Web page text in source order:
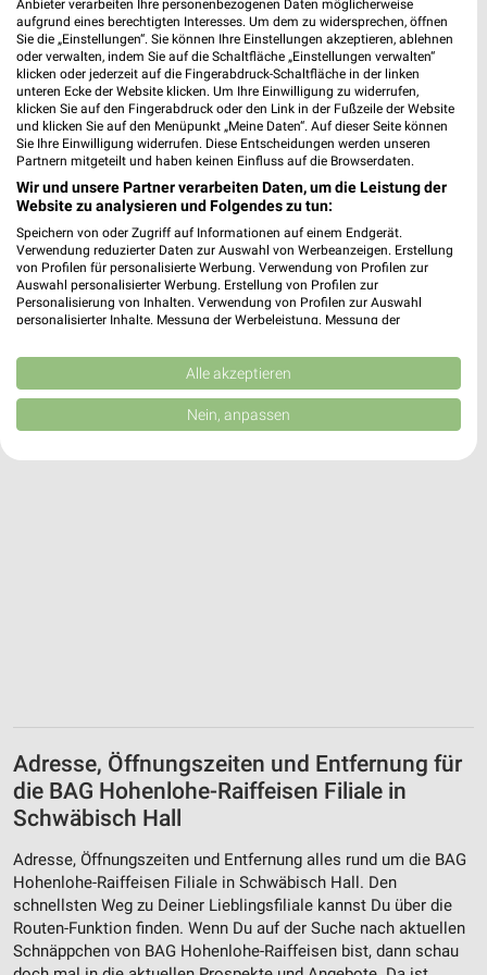
Ladestraße 49
74523 Schwäbisch Hall
Heute 08:00 - 12:00 13:15 - 17:00 Uhr |
Geöffnet
7,40 km
BAG Hohenlohe-Raiffeisen Waldenburg
Hohebuch 22
74638 Waldenburg
Heute 08:00 - 12:00 13:10 - 17:00 Uhr |
Geöffnet
Adresse, Öffnungszeiten und Entfernung für
die BAG Hohenlohe-Raiffeisen Filiale in
Schwäbisch Hall
Adresse, Öffnungszeiten und Entfernung alles rund um die BAG
Hohenlohe-Raiffeisen Filiale in Schwäbisch Hall. Den
schnellsten Weg zu Deiner Lieblingsfiliale kannst Du über die
Routen-Funktion finden. Wenn Du auf der Suche nach aktuellen
Schnäppchen von BAG Hohenlohe-Raiffeisen bist, dann schau
Anbieter verarbeiten Ihre personenbezogenen Daten möglicherweise
aufgrund eines berechtigten Interesses. Um dem zu widersprechen, öffnen
Sie die „Einstellungen“. Sie können Ihre Einstellungen akzeptieren, ablehnen
oder verwalten, indem Sie auf die Schaltfläche „Einstellungen verwalten“
klicken oder jederzeit auf die Fingerabdruck-Schaltfläche in der linken
unteren Ecke der Website klicken. Um Ihre Einwilligung zu widerrufen,
klicken Sie auf den Fingerabdruck oder den Link in der Fußzeile der Website
und klicken Sie auf den Menüpunkt „Meine Daten“. Auf dieser Seite können
Sie Ihre Einwilligung widerrufen. Diese Entscheidungen werden unseren
Partnern mitgeteilt und haben keinen Einfluss auf die Browserdaten.
Wir und unsere Partner verarbeiten Daten, um die Leistung der
Website zu analysieren und Folgendes zu tun:
Speichern von oder Zugriff auf Informationen auf einem Endgerät.
Verwendung reduzierter Daten zur Auswahl von Werbeanzeigen. Erstellung
von Profilen für personalisierte Werbung. Verwendung von Profilen zur
Auswahl personalisierter Werbung. Erstellung von Profilen zur
Personalisierung von Inhalten. Verwendung von Profilen zur Auswahl
personalisierter Inhalte. Messung der Werbeleistung. Messung der
Kombinationen von Daten aus verschiedenen Quellen. Entwicklung und
Verbesserung der Angebote. Verwendung reduzierter Daten zur Auswahl
von Inhalten.
Daten können außerhalb der Europäischen Union weitergegeben und in die
USA gesendet werden.
Website/App.
Verwendung von Profilen zur Auswahl
personalisierter Werbung
von Inhalten
Verwendung von Profilen zur Auswahl
personalisierter Inhalte
Messung der Werbeleistung
Alle akzeptieren
Nein, anpassen